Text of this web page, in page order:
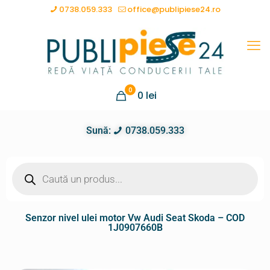
0738.059.333 office@publipiese24.ro
0 0 lei
Sună: 0738.059.333
Senzor nivel ulei motor Vw Audi Seat Skoda – COD
1J0907660B